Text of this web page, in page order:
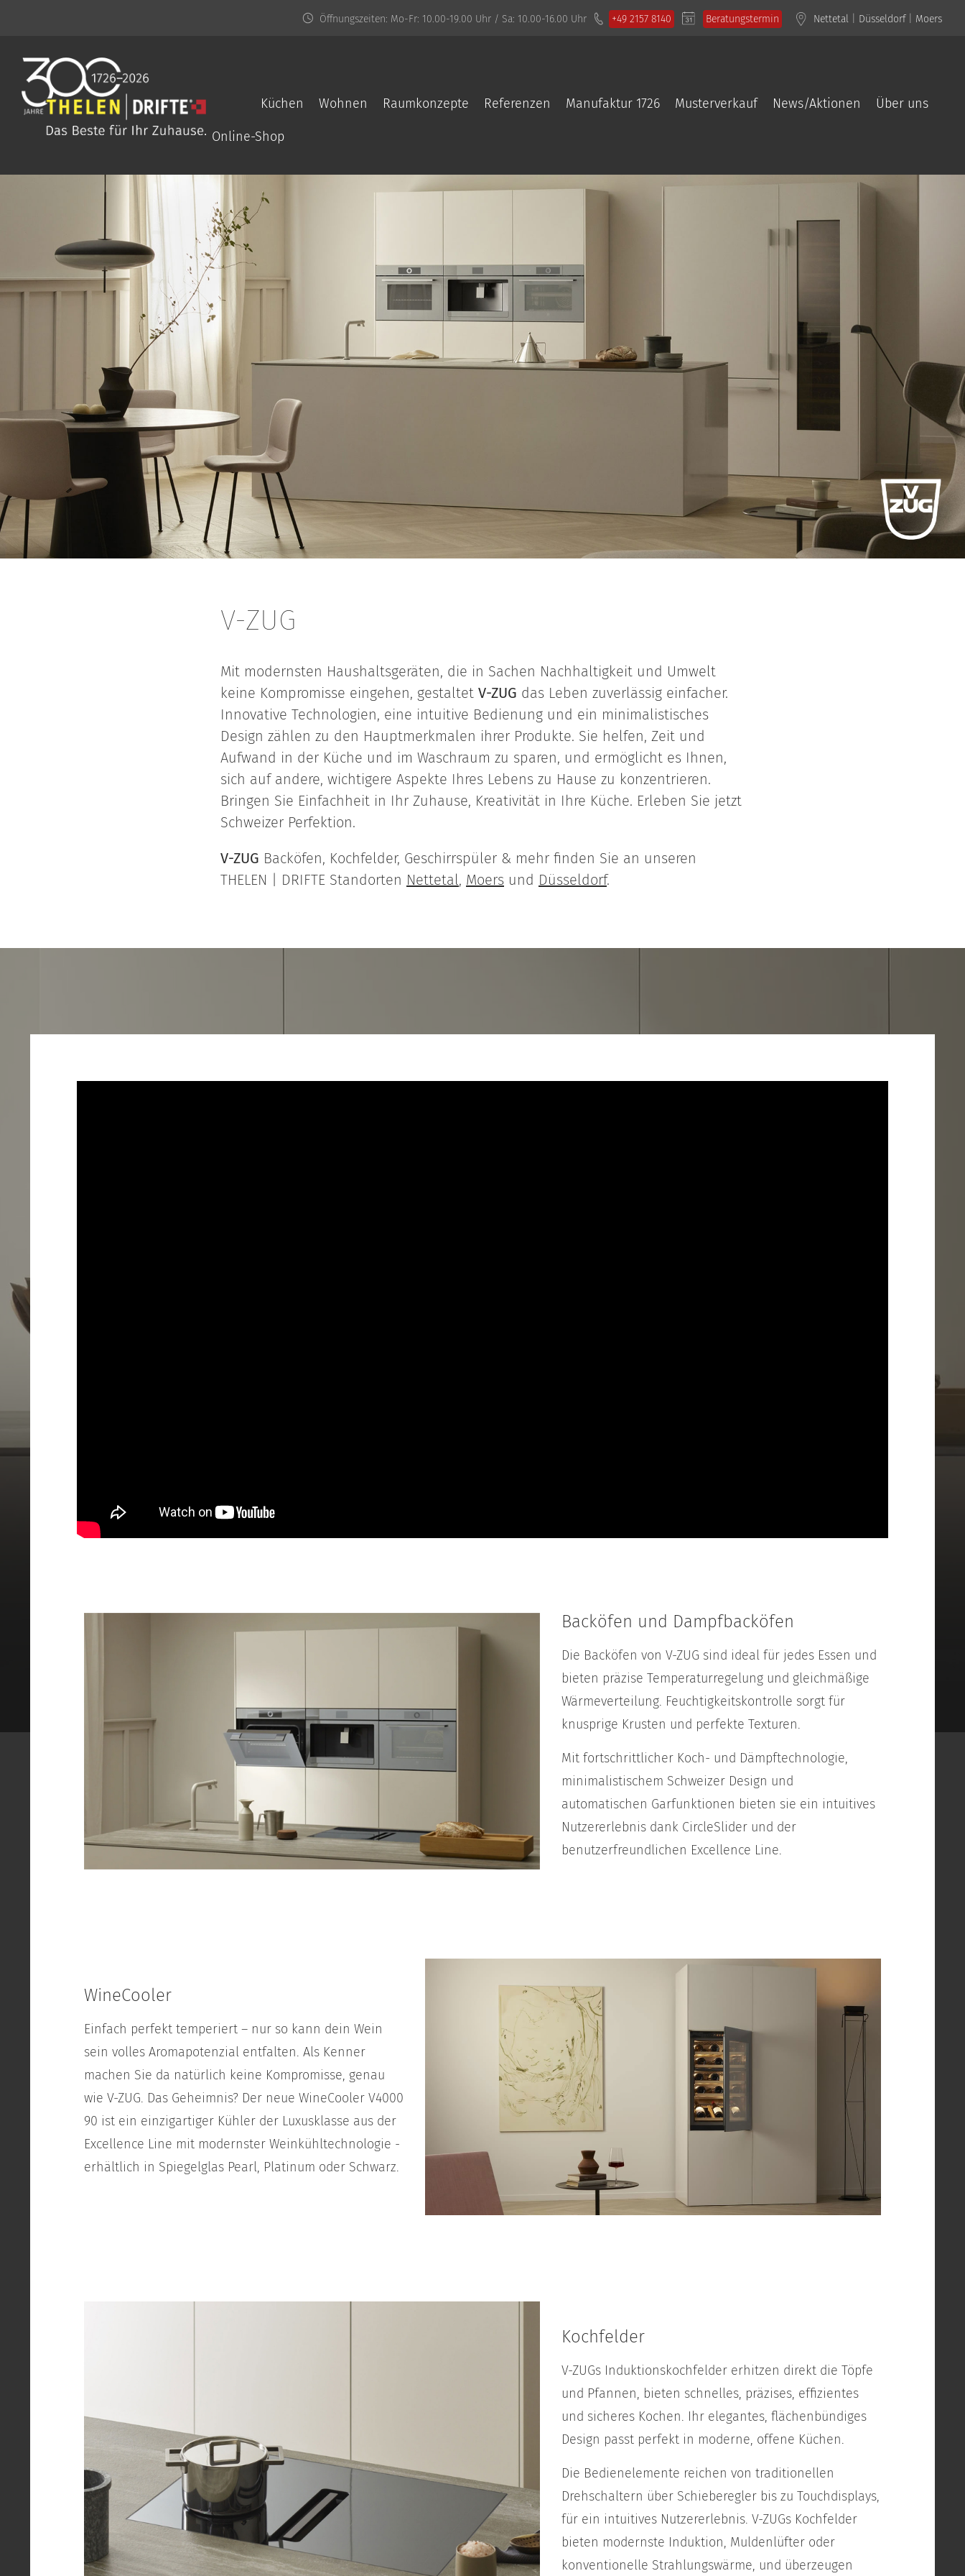
Öffnungszeiten: Mo-Fr: 10.00-19.00 Uhr / Sa: 10.00-16.00 Uhr +49 2157 8140 Beratungstermin Nettetal Düsseldorf| Moers
Küchen Wohnen Raumkonzepte Referenzen Manufaktur 1726 Musterverkauf News/Aktionen Über uns
Online-Shop
V-ZUG
Mit modernsten Haushaltsgeräten, die in Sachen Nachhaltigkeit und Umwelt
keine Kompromisse eingehen, gestaltet V-ZUG das Leben zuverlässig einfacher.
Innovative Technologien, eine intuitive Bedienung und ein minimalistisches
Design zählen zu den Hauptmerkmalen ihrer Produkte. Sie helfen, Zeit und
Aufwand in der Küche und im Waschraum zu sparen, und ermöglicht es Ihnen,
sich auf andere, wichtigere Aspekte Ihres Lebens zu Hause zu konzentrieren.
Bringen Sie Einfachheit in Ihr Zuhause, Kreativität in Ihre Küche. Erleben Sie jetzt
Schweizer Perfektion.
V-ZUG Backöfen, Kochfelder, Geschirrspüler & mehr finden Sie an unseren
THELEN | DRIFTE Standorten Nettetal, Moers und Düsseldorf.
Backöfen und Dampfbacköfen
Die Backöfen von V-ZUG sind ideal für jedes Essen und
bieten präzise Temperaturregelung und gleichmäßige
Wärmeverteilung. Feuchtigkeitskontrolle sorgt für
knusprige Krusten und perfekte Texturen.
Mit fortschrittlicher Koch- und Dämpftechnologie,
minimalistischem Schweizer Design und
automatischen Garfunktionen bieten sie ein intuitives
Nutzererlebnis dank CircleSlider und der
benutzerfreundlichen Excellence Line.
WineCooler
Einfach perfekt temperiert – nur so kann dein Wein
sein volles Aromapotenzial entfalten. Als Kenner
machen Sie da natürlich keine Kompromisse, genau
wie V-ZUG. Das Geheimnis? Der neue WineCooler V4000
90 ist ein einzigartiger Kühler der Luxusklasse aus der
Excellence Line mit modernster Weinkühltechnologie -
erhältlich in Spiegelglas Pearl, Platinum oder Schwarz.
Kochfelder
V-ZUGs Induktionskochfelder erhitzen direkt die Töpfe
und Pfannen, bieten schnelles, präzises, effizientes
und sicheres Kochen. Ihr elegantes, flächenbündiges
Design passt perfekt in moderne, offene Küchen.
Die Bedienelemente reichen von traditionellen
Drehschaltern über Schieberegler bis zu Touchdisplays,
für ein intuitives Nutzererlebnis. V-ZUGs Kochfelder
bieten modernste Induktion, Muldenlüfter oder
konventionelle Strahlungswärme, und überzeugen